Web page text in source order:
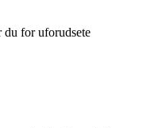
du for uforudsete